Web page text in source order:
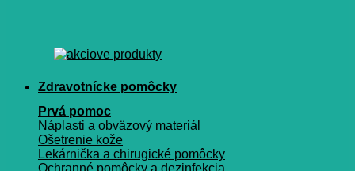
Zdravotnícke pomôcky
Prvá pomoc
Náplasti a obväzový materiál
Ošetrenie kože
Lekárnička a chirugické pomôcky
Ochranné pomôcky a dezinfekcia